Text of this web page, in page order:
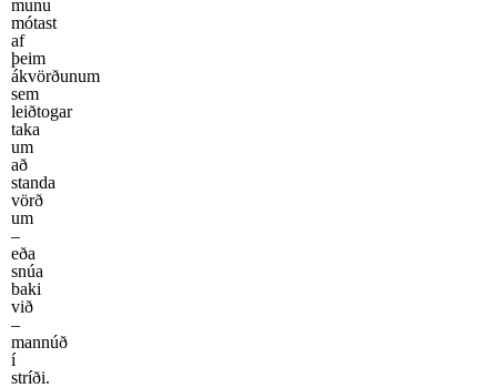
munu
mótast
af
þeim
ákvörðunum
sem
leiðtogar
taka
um
að
standa
vörð
um
–
eða
snúa
baki
við
–
mannúð
í
stríði.